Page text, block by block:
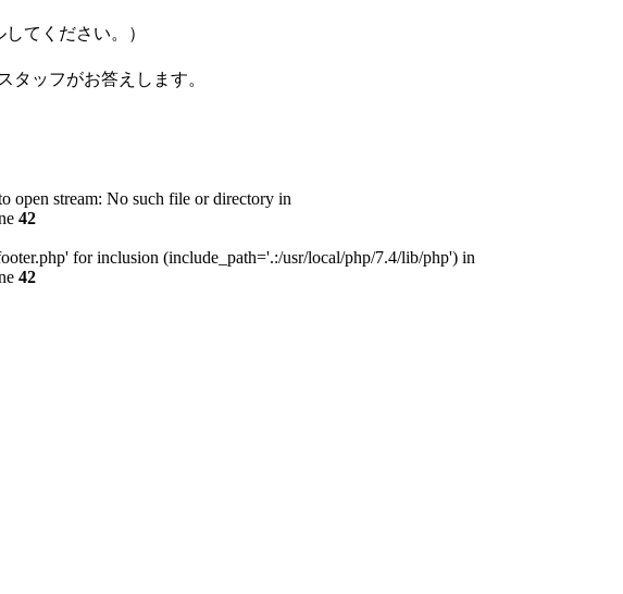
てください。）
タッフがお答えします。
open stream: No such file or directory in
42
for inclusion (include_path='.:/usr/local/php/7.4/lib/php') in
42